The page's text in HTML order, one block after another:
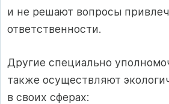
и не решают вопросы
ответственности.
Другие специально
также осуществляют
в своих сферах: